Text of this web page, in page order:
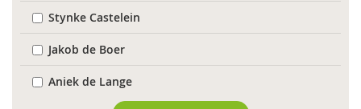
Stynke Castelein
Jakob de Boer
Aniek de Lange